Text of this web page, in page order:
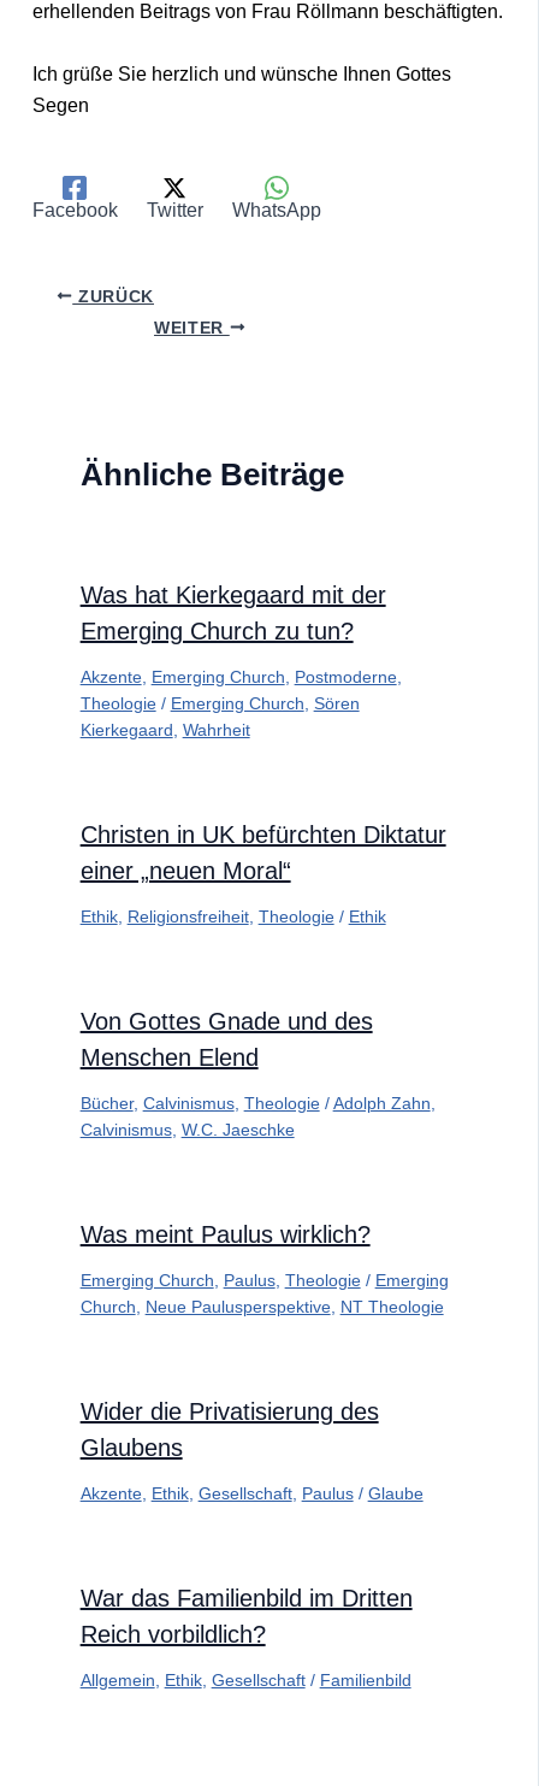
erhellenden Beitrags von Frau Röllmann beschäftigten.
Ich grüße Sie herzlich und wünsche Ihnen Gottes
Segen
Facebook Twitter WhatsApp
ZURÜCK
WEITER
Ähnliche Beiträge
Was hat Kierkegaard mit der
Emerging Church zu tun?
Akzente, Emerging Church Postmoderne,
Theologie/ Emerging Church Sören
Kierkegaard Wahrheit
Christen in UK befürchten Diktatur
einer „neuen Moral“
Ethik, Religionsfreiheit, Theologie/ Ethik
Von Gottes Gnade und des
Menschen Elend
Bücher, Calvinismus, Theologie/Adolph Zahn
Calvinismus, W.C. Jaeschke
Was meint Paulus wirklich?
Emerging Church Paulus, Theologie/ Emerging
Church
Neue Paulusperspektive, NT Theologie
Wider die Privatisierung des
Glaubens
Akzente, Ethik, Gesellschaft, Paulus/ Glaube
War das Familienbild im Dritten
Reich vorbildlich?
Allgemein Ethik, Gesellschaft/ Familienbild